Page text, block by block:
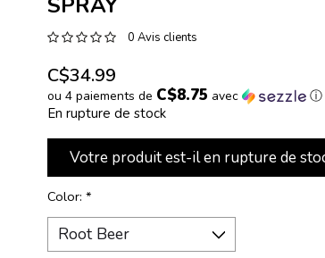
0 Avis clients
C$34.99
ou 4 paiements de C$8.75 avec ⓘ
En rupture de stock
Votre produit est-il en rupture de
Color: *